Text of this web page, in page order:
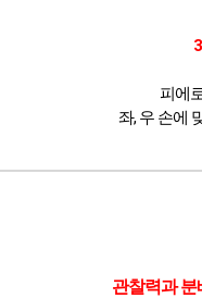
피에
좌, 우 손에
관찰력과